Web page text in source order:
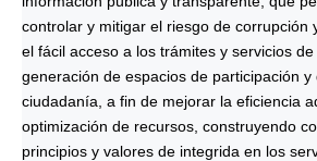
controlar y mitigar el riesgo de corrupción
el fácil acceso a los trámites y servicios
generación de espacios de participación y
ciudadanía, a fin de mejorar la eficiencia
optimización de recursos, construyendo
principios y valores de integrida en los